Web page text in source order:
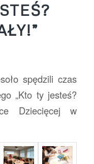
spędzili czas
„Kto ty jesteś?
Dziecięcej w